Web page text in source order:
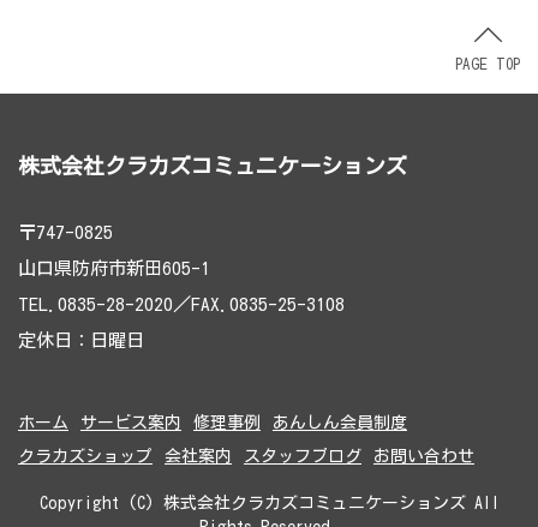
PAGE TOP
株式会社クラカズコミュニケーションズ
〒747-0825
山口県防府市新田605-1
TEL.0835-28-2020／FAX.0835-25-3108
定休日：日曜日
ホーム サービス案内 修理事例
あんしん会員制度
クラカズショップ
会社案内 スタッフブログ お問い合わせ
Copyright (C) 株式会社クラカズコミュニケーションズ All